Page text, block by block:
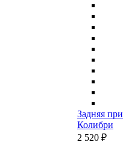
Задняя
Колибри
2 520 ₽